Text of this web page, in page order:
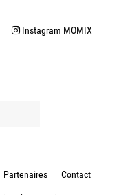
Instagram MOMIX
Partenaires Contact